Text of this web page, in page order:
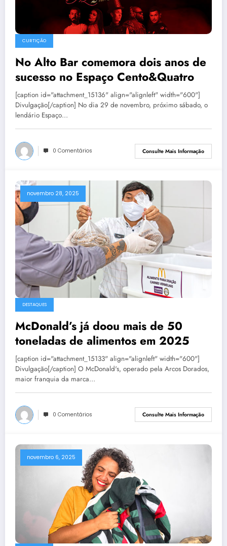
CURTIÇÃO
No Alto Bar comemora dois anos de
sucesso no Espaço Cento&Quatro
[caption id="attachment_15136" align="alignleft" width="600"]
Divulgação[/caption] No dia 29 de novembro, próximo sábado, o
lendário Espaço…
0 Comentários Consulte Mais Informação
novembro 28, 2025
DESTAQUES
McDonald’s já doou mais de 50
toneladas de alimentos em 2025
[caption id="attachment_15133" align="alignleft" width="600"]
Divulgação[/caption] O McDonald's, operado pela Arcos Dorados,
maior franquia da marca…
0 Comentários Consulte Mais Informação
novembro 6, 2025